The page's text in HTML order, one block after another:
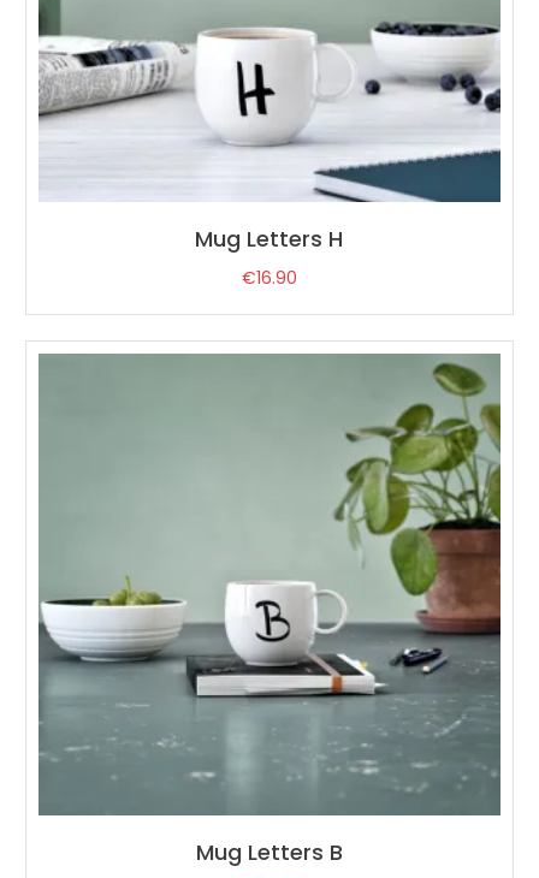
Mug Letters H
€16.90
Mug Letters B